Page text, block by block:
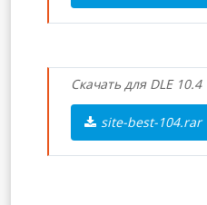
Скачать для DLE 10.4
site-best-104.rar